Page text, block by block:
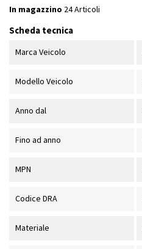
In magazzino 24 Articoli
Scheda tecnica
Marca Veicolo
Modello Veicolo
Anno dal
Fino ad anno
MPN
Codice DRA
Materiale